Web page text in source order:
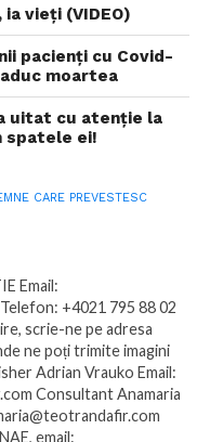
vieți (VIDEO)
pacienți cu Covid-
moartea
uitat cu atenție la
spatele ei!
CARE PREVESTESC
Email:
+4021 795 88 02
scrie-ne pe adresa
ne poți trimite imagini
Adrian Vrauko Email:
Consultant Anamaria
email: